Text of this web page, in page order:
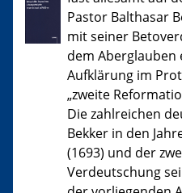
Pastor Balthasar
mit seiner
dem Aberglauben
Aufklärung im
„zweite
Die zahlreichen
Bekker in den
(1693) und der
Verdeutschung